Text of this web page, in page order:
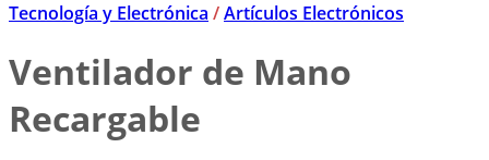
Tecnología y Electrónica /Artículos Electrónicos
Ventilador de Mano
Recargable